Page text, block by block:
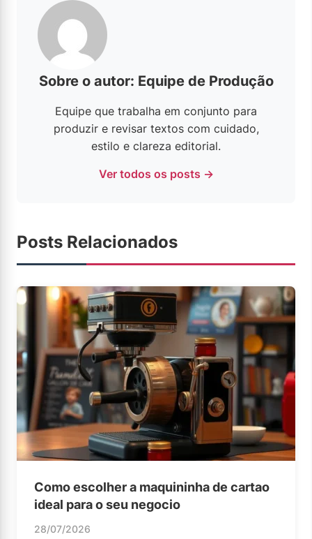
Sobre o autor: Equipe de Produção
Equipe que trabalha em conjunto para
produzir e revisar textos com cuidado,
estilo e clareza editorial.
Ver todos os posts →
Posts Relacionados
Como escolher a maquininha de cartao
ideal para o seu negocio
28/07/2026